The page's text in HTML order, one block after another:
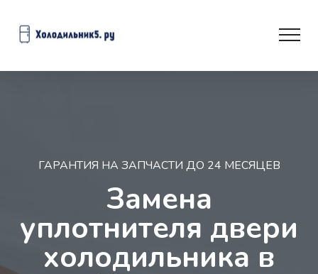
ГАРАНТИЯ НА ЗАПЧАСТИ ДО 24 МЕСЯЦЕВ
Замена
уплотнителя двери
холодильника в